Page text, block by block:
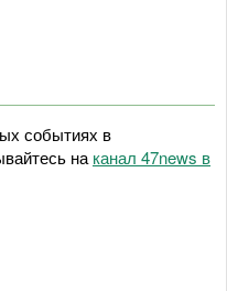
событиях в
на канал 47news в